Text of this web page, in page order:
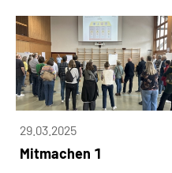
29.03.2025
Mitmachen 1